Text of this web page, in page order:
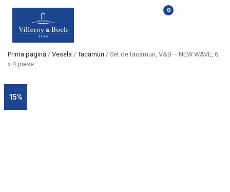
0
Prima pagină / Vesela / Tacamuri / Set de tacâmuri, V&B – NEW WAVE, 6
x 4 piese
15%